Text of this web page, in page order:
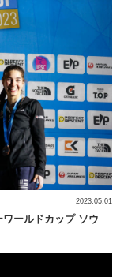
ールドカップ ソウ
2023.05.01